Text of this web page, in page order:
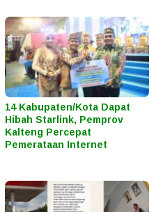
14 Kabupaten/Kota Dapat
Hibah Starlink, Pemprov
Kalteng Percepat
Pemerataan Internet